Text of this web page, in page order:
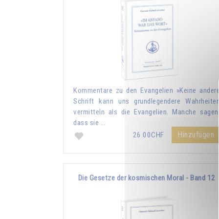
Kommentare zu den Evangelien »Keine andere
Schrift kann uns grundlegendere Wahrheiten
vermitteln als die Evangelien. Manche sagen,
dass sie …
26.00CHF
Hinzufügen
Die Gesetze der kosmischen Moral - Band 12